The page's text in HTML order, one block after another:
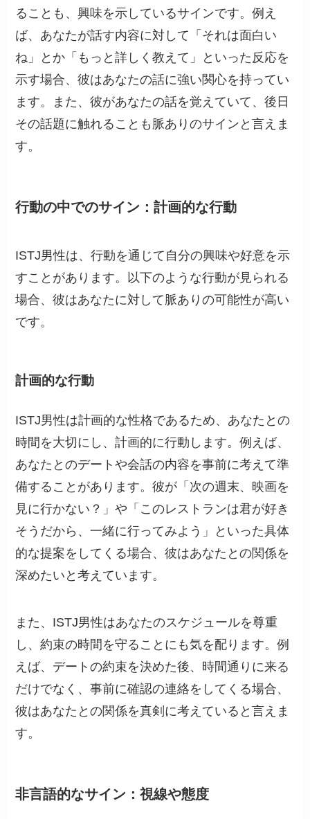
ることも、興味を示しているサインです。例え
ば、あなたが話す内容に対して「それは面白い
ね」とか「もっと詳しく教えて」といった反応を
示す場合、彼はあなたの話に強い関心を持ってい
ます。また、彼があなたの話を覚えていて、後日
その話題に触れることも脈ありのサインと言えま
す。
行動の中でのサイン：計画的な行動
ISTJ男性は、行動を通じて自分の興味や好意を示
すことがあります。以下のような行動が見られる
場合、彼はあなたに対して脈ありの可能性が高い
です。
計画的な行動
ISTJ男性は計画的な性格であるため、あなたとの
時間を大切にし、計画的に行動します。例えば、
あなたとのデートや会話の内容を事前に考えて準
備することがあります。彼が「次の週末、映画を
見に行かない？」や「このレストランは君が好き
そうだから、一緒に行ってみよう」といった具体
的な提案をしてくる場合、彼はあなたとの関係を
深めたいと考えています。
また、ISTJ男性はあなたのスケジュールを尊重
し、約束の時間を守ることにも気を配ります。例
えば、デートの約束を決めた後、時間通りに来る
だけでなく、事前に確認の連絡をしてくる場合、
彼はあなたとの関係を真剣に考えていると言えま
す。
非言語的なサイン：視線や態度